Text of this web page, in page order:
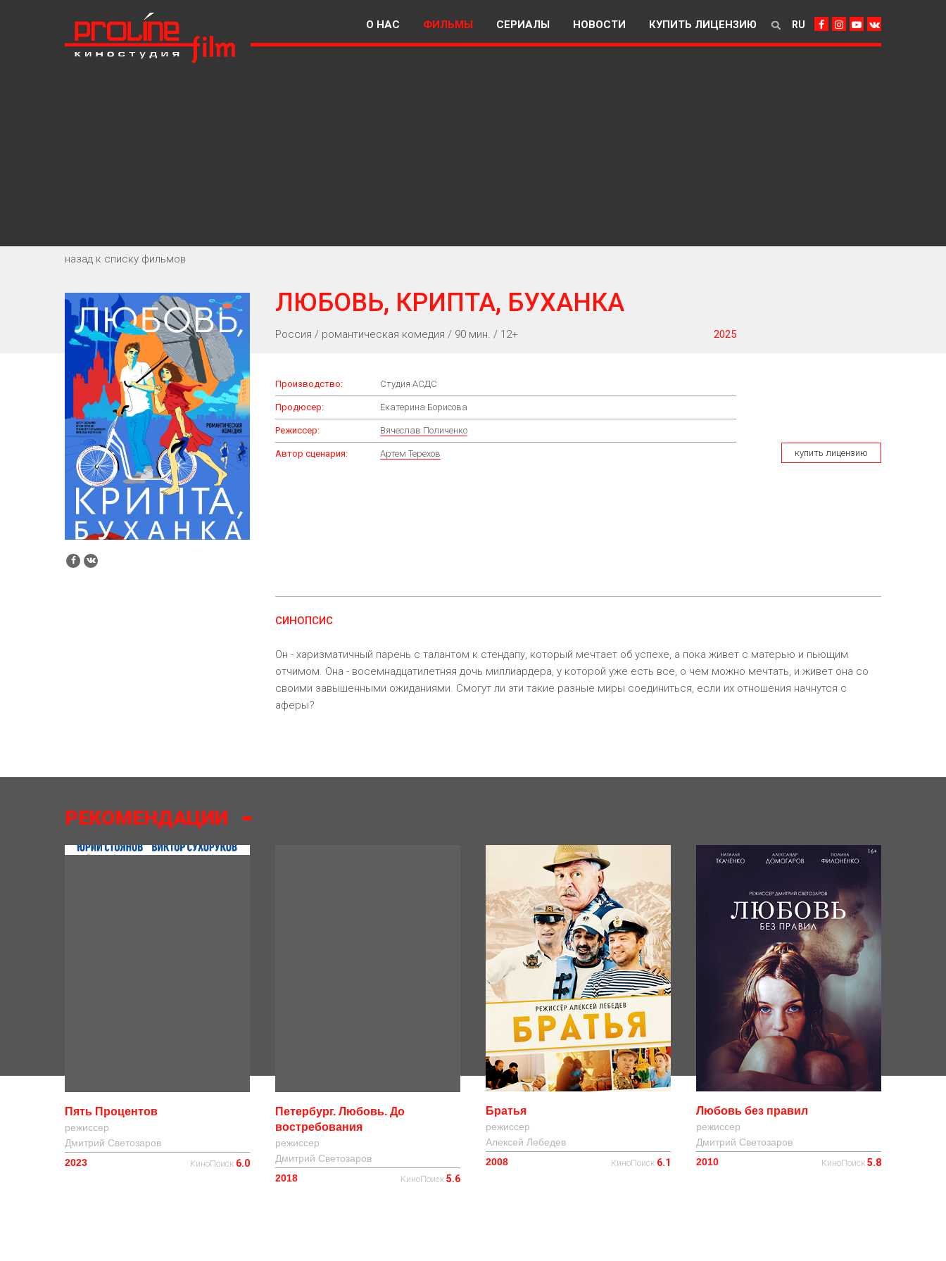
О НАС ФИЛЬМЫ СЕРИАЛЫ НОВОСТИ КУПИТЬ ЛИЦЕНЗИЮ RU
назад к списку фильмов
ЛЮБОВЬ, КРИПТА, БУХАНКА
2025
Россия / романтическая комедия / 90 мин. / 12+
Производство: Студия АСДС
Продюсер: Екатерина Борисова
Режиссер: Вячеслав Поличенко
Автор сценария: Артем Терехов купить лицензию
СИНОПСИС
Он - харизматичный парень с талантом к стендапу, который мечтает об успехе, а пока живет с матерью и пьющим
отчимом. Она - восемнадцатилетняя дочь миллиардера, у которой уже есть все, о чем можно мечтать, и живет она со
своими завышенными ожиданиями. Смогут ли эти такие разные миры соединиться, если их отношения начнутся с
аферы?
РЕКОМЕНДАЦИИ
Пять Процентов
режиссер
Дмитрий Светозаров
2023
КиноПоиск 6.0
Петербург. Любовь. До
востребования
режиссер
Дмитрий Светозаров
2018
КиноПоиск 5.6
Братья
режиссер
Алексей Лебедев
2008
КиноПоиск 6.1
Любовь без правил
режиссер
Дмитрий Светозаров
2010
КиноПоиск 5.8